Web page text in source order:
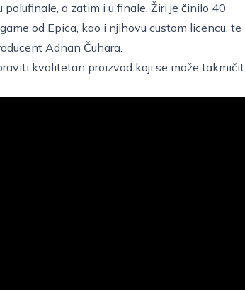
a zatim i u finale. Žiri je činilo 40
od Epica, kao i njihovu custom licencu, te
Adnan Čuhara.
kvalitetan proizvod koji se može